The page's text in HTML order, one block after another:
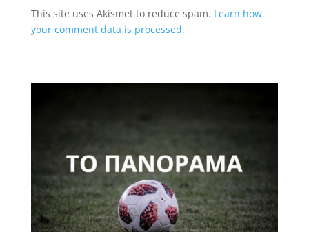
This site uses Akismet to reduce spam. Learn how
your comment data is processed.